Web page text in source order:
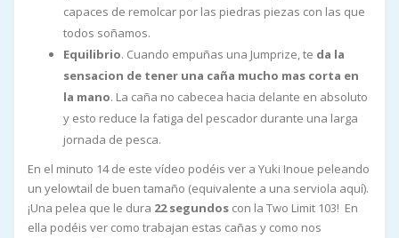
capaces de remolcar por las piedras piezas con las que
todos soñamos.
Equilibrio. Cuando empuñas una Jumprize, te da la
sensacion de tener una caña mucho mas corta en
la mano. La caña no cabecea hacia delante en absoluto
y esto reduce la fatiga del pescador durante una larga
jornada de pesca.
En el minuto 14 de este vídeo podéis ver a Yuki Inoue peleando
un yelowtail de buen tamaño (equivalente a una serviola aquí).
¡Una pelea que le dura 22 segundos con la Two Limit 103! En
ella podéis ver como trabajan estas cañas y como nos